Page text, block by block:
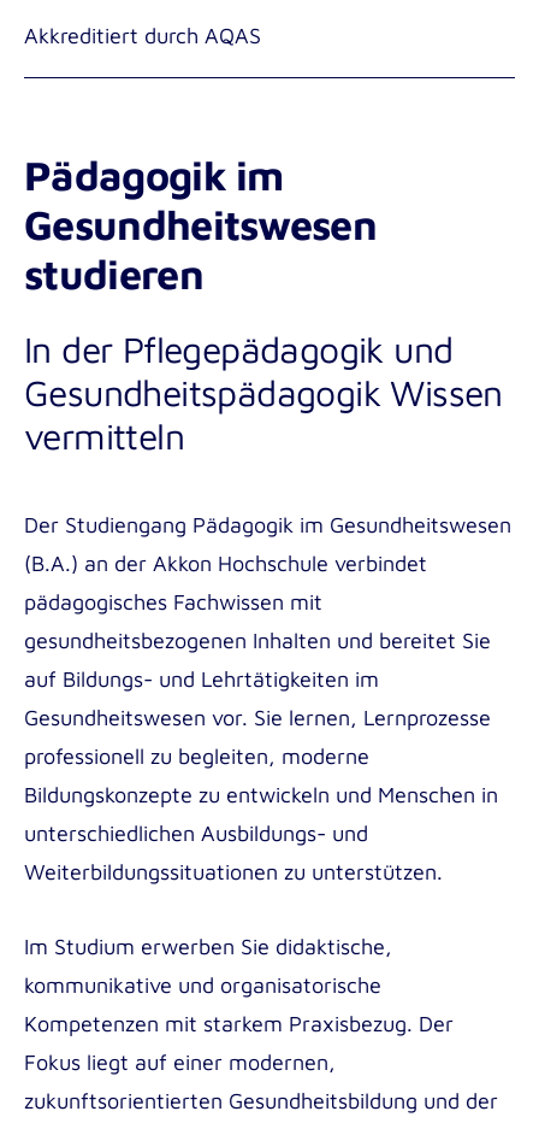
Akkreditiert durch AQAS
Pädagogik im
Gesundheitswesen
studieren
In der Pflegepädagogik und
Gesundheitspädagogik Wissen
vermitteln
Der Studiengang Pädagogik im Gesundheitswesen
(B.A.) an der Akkon Hochschule verbindet
pädagogisches Fachwissen mit
gesundheitsbezogenen Inhalten und bereitet Sie
auf Bildungs- und Lehrtätigkeiten im
Gesundheitswesen vor. Sie lernen, Lernprozesse
professionell zu begleiten, moderne
Bildungskonzepte zu entwickeln und Menschen in
unterschiedlichen Ausbildungs- und
Weiterbildungssituationen zu unterstützen.
Im Studium erwerben Sie didaktische,
kommunikative und organisatorische
Kompetenzen mit starkem Praxisbezug. Der
Fokus liegt auf einer modernen,
zukunftsorientierten Gesundheitsbildung und der